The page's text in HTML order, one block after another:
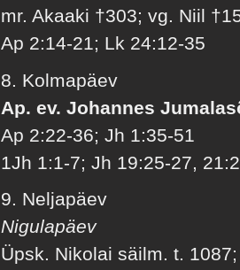
mr. Akaaki †303; vg. Niil
Ap 2:14-21; Lk 24:12-35
8. Kolmapäev
Ap. ev. Johannes
Ap 2:22-36; Jh 1:35-51
1Jh 1:1-7; Jh 19:25-27,
9. Neljapäev
Nigulapäev
Üpsk. Nikolai säilm. t.